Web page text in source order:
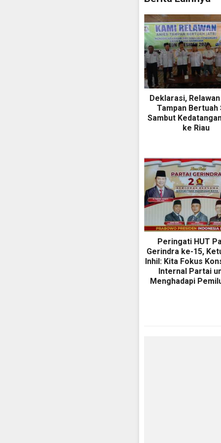
Deklarasi,
Tampan Bertuah
Sambut
ke Riau
Peringati HUT
Gerindra ke-15,
Inhil: Kita Fokus
Internal Partai
Menghadapi